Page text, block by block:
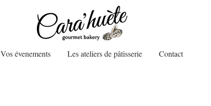
Vos évenements Les ateliers de pâtisserie Contact